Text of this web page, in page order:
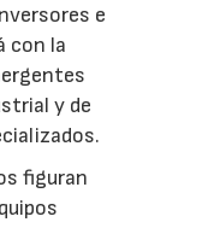
e
con la
y de
figuran